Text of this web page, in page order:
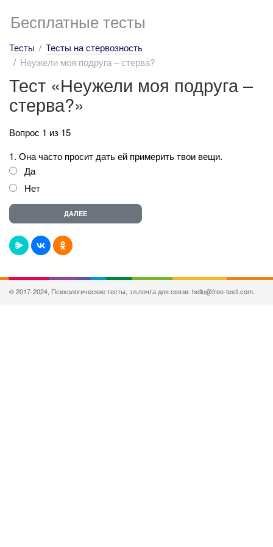
Бесплатные тесты
Тесты
Тесты на стервозность
Неужели моя подруга – стерва?
Тест «Неужели моя подруга –
стерва?»
Вопрос 1 из 15
1. Она часто просит дать ей примерить твои вещи.
Да
Нет
© 2017-2024, Психологические тесты, эл.почта для связи: hello@free-testi.com.